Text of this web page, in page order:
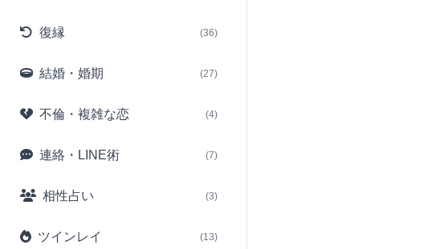
復縁 (36)
結婚・婚期 (27)
不倫・複雑な恋 (4)
連絡・LINE術 (7)
相性占い (3)
ツインレイ (13)